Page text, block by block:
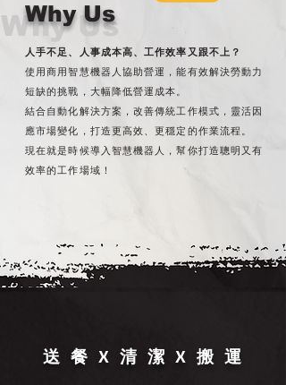
Why Us
Why Us
人手不足、人事成本高、工作效率又跟不上？
使用商用智慧機器人協助營運，能有效解決勞動力
短缺的挑戰，大幅降低營運成本。
結合自動化解決方案，改善傳統工作模式，靈活因
應市場變化，打造更高效、更穩定的作業流程。
現在就是時候導入智慧機器人，幫你打造聰明又有
效率的工作場域！
​送 餐 X 清 潔 X 搬 運